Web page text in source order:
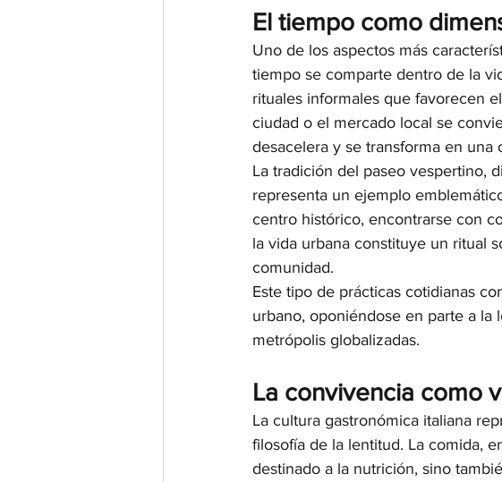
El tiempo como
Uno de los aspectos más
tiempo se comparte dentro de la
rituales informales que favorecen
ciudad o el mercado local se
desacelera y se transforma en una
La tradición del paseo vespertino,
representa un ejemplo
centro histórico, encontrarse con
la vida urbana constituye un ritual
comunidad.
Este tipo de prácticas cotidianas
urbano, oponiéndose en parte a la
metrópolis globalizadas.
La convivencia como
La cultura gastronómica italiana
filosofía de la lentitud. La comida,
destinado a la nutrición, sino